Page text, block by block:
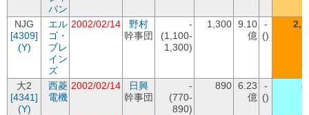
パン
NJG
[4309]
(Y)
エル
ゴ・
ブレ
イン
ズ
2002/02/14
野村
幹事団
-
(1,100-
1,300)
1,300 9.10
億
-
()
大2
[4341]
(Y)
西菱
電機
2002/02/14
日興
幹事団
-
(770-
890)
890 6.23
億
-
()